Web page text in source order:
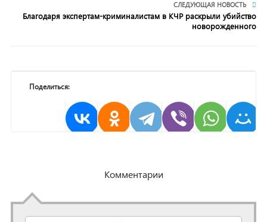
СЛЕДУЮЩАЯ НОВОСТЬ
Благодаря экспертам-криминалистам в КЧР раскрыли убийство
новорожденного
Поделиться:
Комментарии